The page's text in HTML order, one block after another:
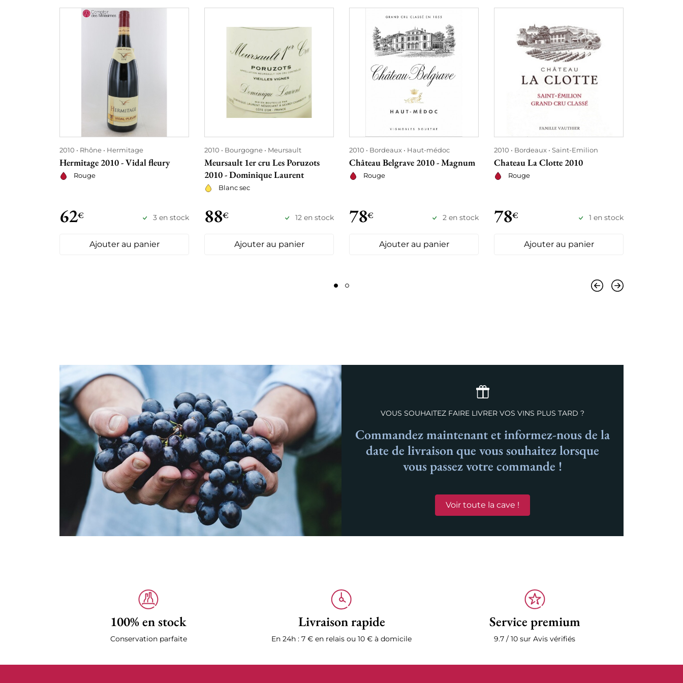
2010 Rhône Hermitage
Hermitage 2010 - Vidal fleury
Rouge
62€ 3 en stock
Ajouter au panier
2010 Bourgogne Meursault
Meursault 1er cru Les Poruzots
2010 - Dominique Laurent
Blanc sec
88€ 12 en stock
Ajouter au panier
2010 Bordeaux Haut-médoc
Château Belgrave 2010 - Magnum
Rouge
78€ 2 en stock
Ajouter au panier
2010 Bordeaux Saint-Emilion
Chateau La Clotte 2010
Rouge
78€ 1 en stock
Ajouter au panier
VOUS SOUHAITEZ FAIRE LIVRER VOS VINS PLUS TARD ?
Commandez maintenant et informez-nous de la
date de livraison que vous souhaitez lorsque
vous passez votre commande !
Voir toute la cave !
100% en stock
Conservation parfaite
Livraison rapide
En 24h : 7 € en relais ou 10 € à domicile
Service premium
9.7 / 10 sur Avis vérifiés